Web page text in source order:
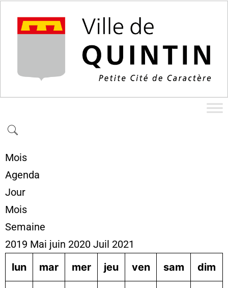
Mois
Agenda
Jour
Mois
Semaine
2019 Mai juin 2020 Juil 2021
lun
mar mer jeu ven sam dim